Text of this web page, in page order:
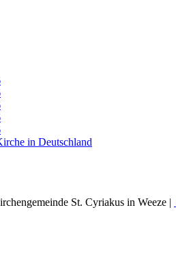
in Deutschland
St. Cyriakus in Weeze |